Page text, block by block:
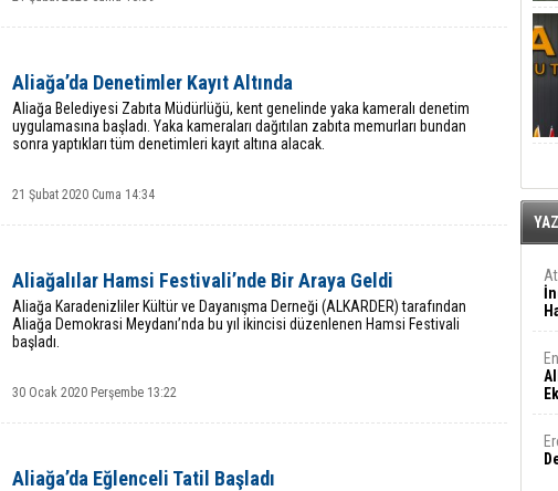
Aliağa’da Denetimler Kayıt Altında
Aliağa Belediyesi Zabıta Müdürlüğü, kent genelinde yaka kameralı denetim
uygulamasına başladı. Yaka kameraları dağıtılan zabıta memurları bundan
sonra yaptıkları tüm denetimleri kayıt altına alacak.
21 Şubat 2020 Cuma 14:34
Aliağalılar Hamsi Festivali’nde Bir Araya Geldi
Aliağa Karadenizliler Kültür ve Dayanışma Derneği (ALKARDER) tarafından
Aliağa Demokrasi Meydanı’nda bu yıl ikincisi düzenlenen Hamsi Festivali
başladı.
30 Ocak 2020 Perşembe 13:22
Aliağa’da Eğlenceli Tatil Başladı